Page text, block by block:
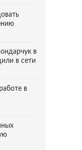
в
в сети
в